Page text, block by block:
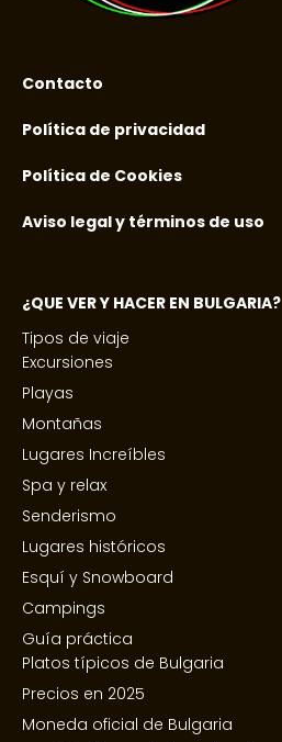
Contacto
Política de privacidad
Política de Cookies
Aviso legal y términos de uso
¿QUE VER Y HACER EN BULGARIA?
Tipos de viaje
Excursiones
Playas
Montañas
Lugares Increíbles
Spa y relax
Senderismo
Lugares históricos
Esquí y Snowboard
Campings
Guía práctica
Platos típicos de Bulgaria
Precios en 2025
Moneda oficial de Bulgaria